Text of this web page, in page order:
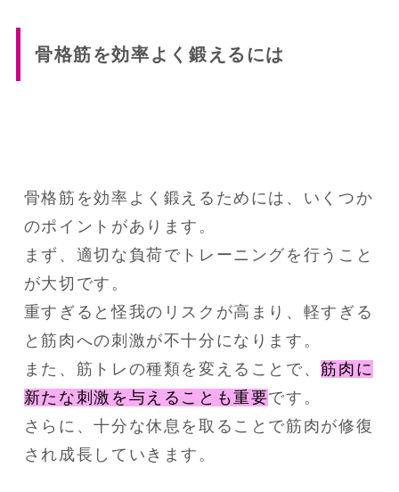
骨格筋を効率よく鍛えるには
骨格筋を効率よく鍛えるためには、いくつか
のポイントがあります。
まず、適切な負荷でトレーニングを行うこと
が大切です。
重すぎると怪我のリスクが高まり、軽すぎる
と筋肉への刺激が不十分になります。
また、筋トレの種類を変えることで、筋肉に
新たな刺激を与えることも重要です。
さらに、十分な休息を取ることで筋肉が修復
され成長していきます。